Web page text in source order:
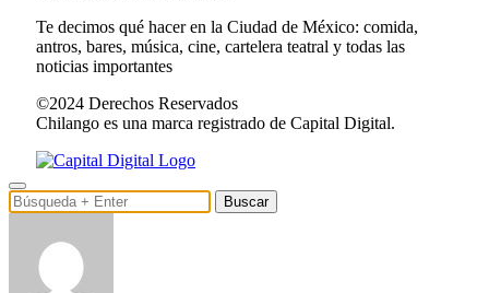
Te decimos qué hacer en la Ciudad de México: comida,
antros, bares, música, cine, cartelera teatral y todas las
noticias importantes
©2024 Derechos Reservados
Chilango es una marca registrado de Capital Digital.
Buscar